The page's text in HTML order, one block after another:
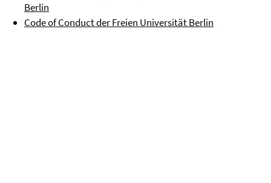
Berlin
Code of Conduct der Freien Universität Berlin